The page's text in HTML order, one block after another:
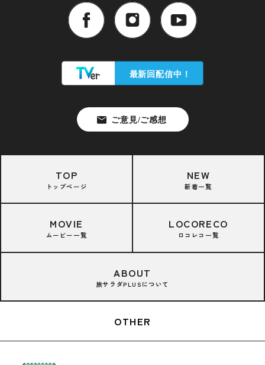
TOP
トップページ
NEW
新着一覧
MOVIE
ムービー一覧
LOCORECO
ロコレコ一覧
ABOUT
旅サラダPLUSについて
OTHER